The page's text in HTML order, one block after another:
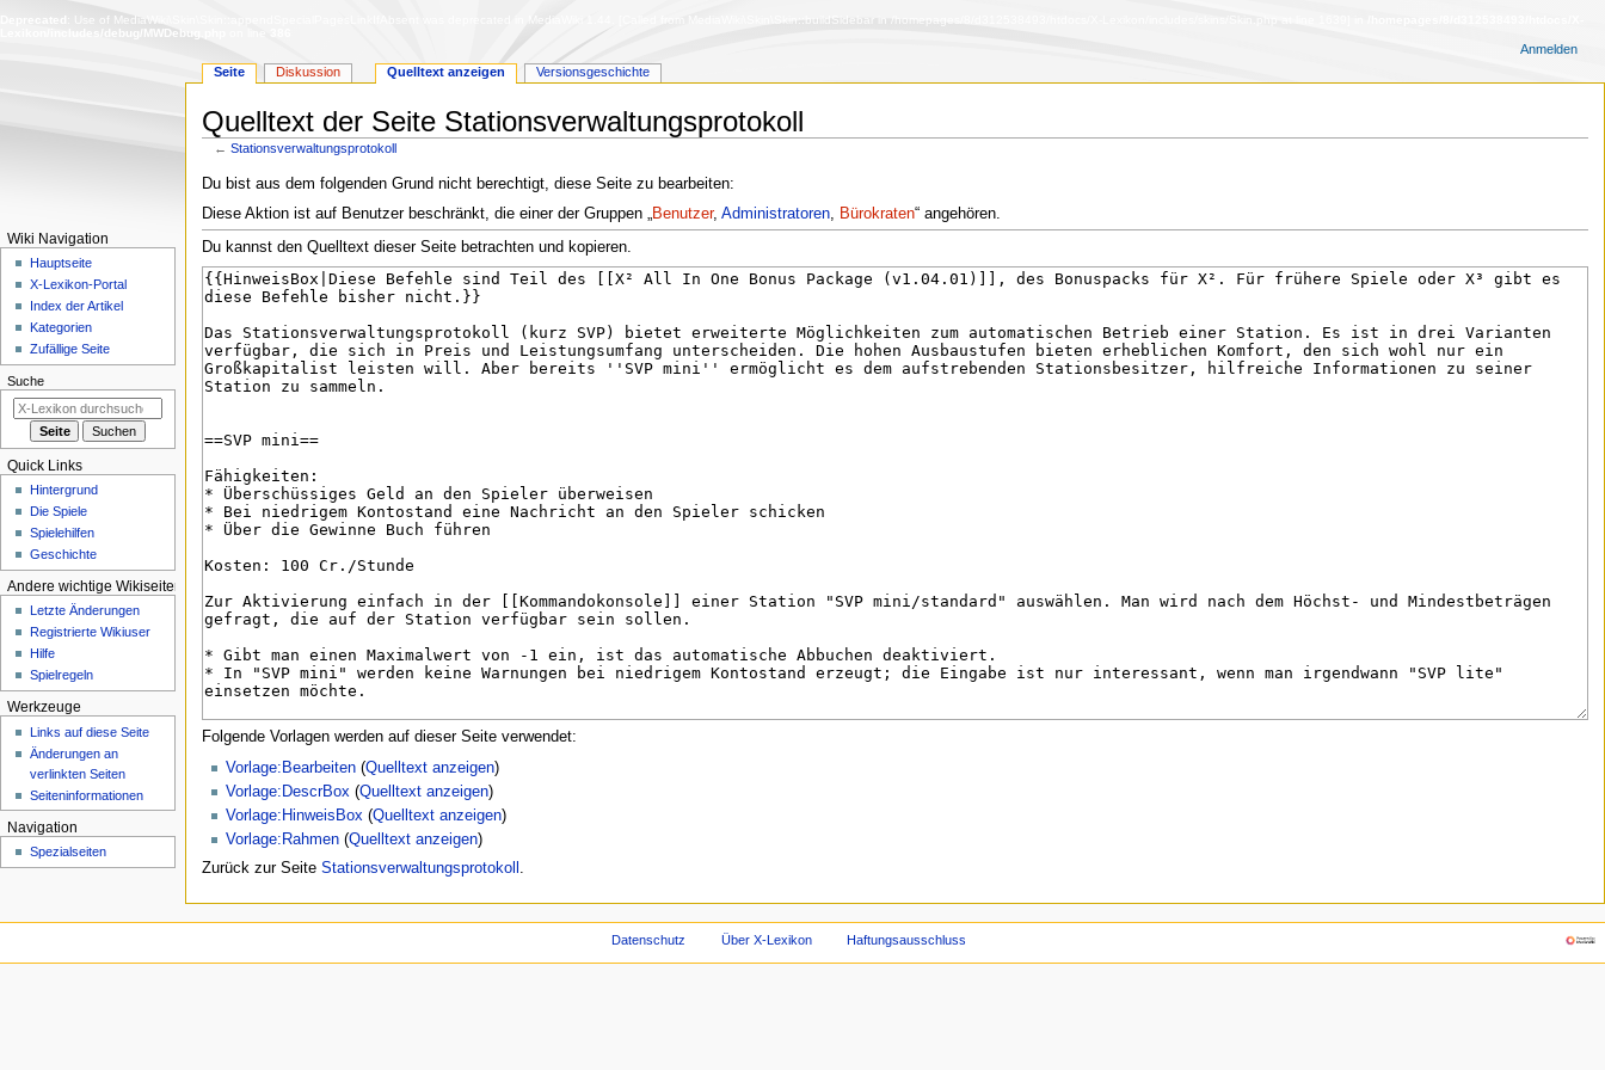
Deprecated : Use of MediaWiki\Skin\Skin::appendSpecialPagesLinkIfAbsent was deprecated in MediaWiki 1.44. [Called from MediaWiki\Skin\Skin::buildSidebar in /homepages/8/d312538493/htdocs/X-Lexikon/includes/skins/Skin.php at line 1639] in
Lexikon/includes/debug/MWDebug.php
Quelltext der Seite Stationsverwaltungsprotokoll
←Stationsverwaltungsprotokoll
Zur
Navigation
springen
Zur
Suche
springen
Du bist aus dem folgenden Grund nicht berechtigt, diese Seite zu bearbeiten:
Diese Aktion ist auf Benutzer beschränkt, die einer der Gruppen „Benutzer, Administratoren, Bürokraten“ angehören.
Du kannst den Quelltext dieser Seite betrachten und kopieren.
Folgende Vorlagen werden auf dieser Seite verwendet:
Vorlage:Bearbeiten(Quelltext anzeigen)
Vorlage:DescrBox (Quelltext anzeigen)
Vorlage:HinweisBox(Quelltext anzeigen)
Vorlage:Rahmen(Quelltext anzeigen)
Zurück zur Seite Stationsverwaltungsprotokoll .
N
a
o
n
m
n
Seite Diskussion Quelltext anzeigen Versionsgeschichte
Anmelden
Wiki Navigation
Hauptseite
X-Lexikon-Portal
Index der Artikel
Kategorien
Zufällige Seite
Suche
Quick Links
Hintergrund
Die Spiele
Spielehilfen
Geschichte
Andere wichtige Wikiseiten
Letzte Änderungen
Registrierte Wikiuser
Hilfe
Spielregeln
Werkzeuge
Links auf diese Seite
Änderungen an
verlinkten Seiten
Seiten­­informationen
Navigation
Spezialseiten
Datenschutz Über X-Lexikon Haftungsausschluss